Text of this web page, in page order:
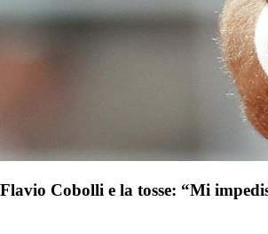
Flavio Cobolli e la tosse: “Mi